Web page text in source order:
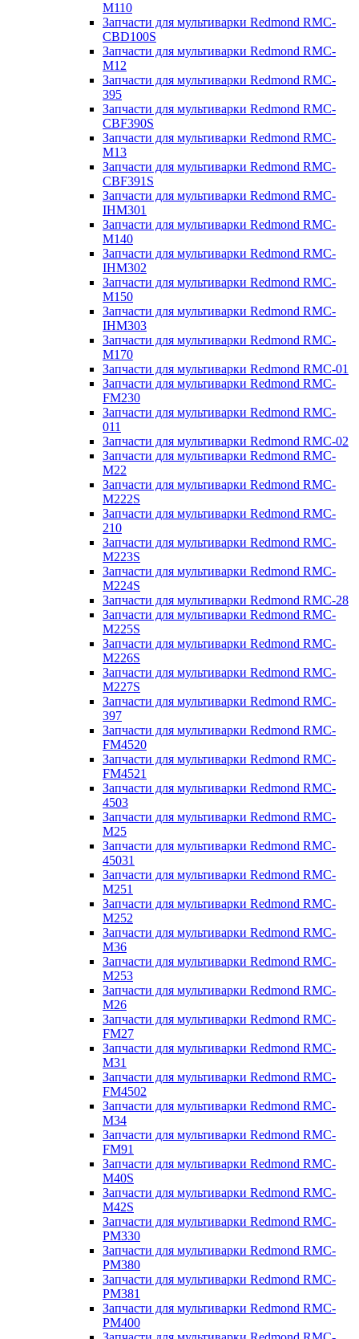
M110
Запчасти для мультиварки Redmond RMC-
CBD100S
Запчасти для мультиварки Redmond RMC-
M12
Запчасти для мультиварки Redmond RMC-
395
Запчасти для мультиварки Redmond RMC-
CBF390S
Запчасти для мультиварки Redmond RMC-
M13
Запчасти для мультиварки Redmond RMC-
CBF391S
Запчасти для мультиварки Redmond RMC-
IHM301
Запчасти для мультиварки Redmond RMC-
M140
Запчасти для мультиварки Redmond RMC-
IHM302
Запчасти для мультиварки Redmond RMC-
M150
Запчасти для мультиварки Redmond RMC-
IHM303
Запчасти для мультиварки Redmond RMC-
M170
Запчасти для мультиварки Redmond RMC-01
Запчасти для мультиварки Redmond RMC-
FM230
Запчасти для мультиварки Redmond RMC-
011
Запчасти для мультиварки Redmond RMC-02
Запчасти для мультиварки Redmond RMC-
M22
Запчасти для мультиварки Redmond RMC-
M222S
Запчасти для мультиварки Redmond RMC-
210
Запчасти для мультиварки Redmond RMC-
M223S
Запчасти для мультиварки Redmond RMC-
M224S
Запчасти для мультиварки Redmond RMC-28
Запчасти для мультиварки Redmond RMC-
M225S
Запчасти для мультиварки Redmond RMC-
M226S
Запчасти для мультиварки Redmond RMC-
M227S
Запчасти для мультиварки Redmond RMC-
397
Запчасти для мультиварки Redmond RMC-
FM4520
Запчасти для мультиварки Redmond RMC-
FM4521
Запчасти для мультиварки Redmond RMC-
4503
Запчасти для мультиварки Redmond RMC-
M25
Запчасти для мультиварки Redmond RMC-
45031
Запчасти для мультиварки Redmond RMC-
M251
Запчасти для мультиварки Redmond RMC-
M252
Запчасти для мультиварки Redmond RMC-
M36
Запчасти для мультиварки Redmond RMC-
M253
Запчасти для мультиварки Redmond RMC-
M26
Запчасти для мультиварки Redmond RMC-
FM27
Запчасти для мультиварки Redmond RMC-
M31
Запчасти для мультиварки Redmond RMC-
FM4502
Запчасти для мультиварки Redmond RMC-
M34
Запчасти для мультиварки Redmond RMC-
FM91
Запчасти для мультиварки Redmond RMC-
M40S
Запчасти для мультиварки Redmond RMC-
M42S
Запчасти для мультиварки Redmond RMC-
PM330
Запчасти для мультиварки Redmond RMC-
PM380
Запчасти для мультиварки Redmond RMC-
PM381
Запчасти для мультиварки Redmond RMC-
PM400